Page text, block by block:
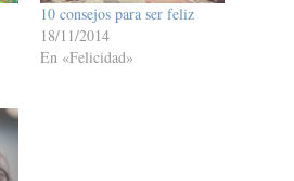
10 consejos para ser feliz
18/11/2014
En «Felicidad»